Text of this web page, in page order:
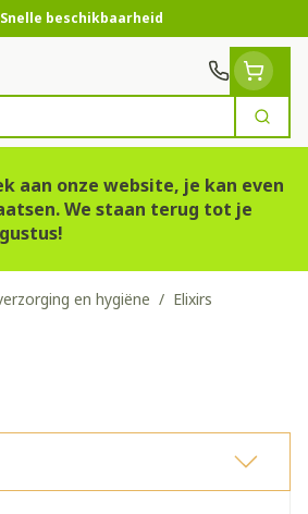
Snelle beschikbaarheid
Zoek
aan onze website, je kan even
We staan terug tot je
en hygiëne / Elixirs